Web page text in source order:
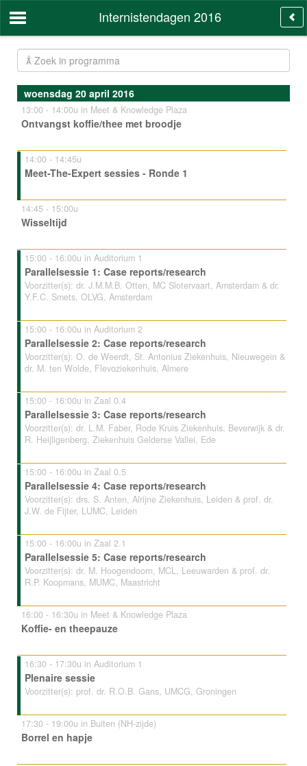
Internistendagen 2016
woensdag 20 april 2016
13:00 - 14:00u in Meet & Knowledge Plaza
Ontvangst koffie/thee met broodje
14:00 - 14:45u
Meet-The-Expert sessies - Ronde 1
14:45 - 15:00u
Wisseltijd
15:00 - 16:00u in Auditorium 1
Parallelsessie 1: Case reports/research
Voorzitter(s): dr. J.M.M.B. Otten, MC Slotervaart, Amsterdam & dr.
Y.F.C. Smets, OLVG, Amsterdam
15:00 - 16:00u in Auditorium 2
Parallelsessie 2: Case reports/research
Voorzitter(s): O. de Weerdt, St. Antonius Ziekenhuis, Nieuwegein &
dr. M. ten Wolde, Flevoziekenhuis, Almere
15:00 - 16:00u in Zaal 0.4
Parallelsessie 3: Case reports/research
Voorzitter(s): dr. L.M. Faber, Rode Kruis Ziekenhuis, Beverwijk & dr.
R. Heijligenberg, Ziekenhuis Gelderse Vallei, Ede
15:00 - 16:00u in Zaal 0.5
Parallelsessie 4: Case reports/research
Voorzitter(s): drs. S. Anten, Alrijne Ziekenhuis, Leiden & prof. dr.
J.W. de Fijter, LUMC, Leiden
15:00 - 16:00u in Zaal 2.1
Parallelsessie 5: Case reports/research
Voorzitter(s): dr. M. Hoogendoorn, MCL, Leeuwarden & prof. dr.
R.P. Koopmans, MUMC, Maastricht
16:00 - 16:30u in Meet & Knowledge Plaza
Koffie- en theepauze
16:30 - 17:30u in Auditorium 1
Plenaire sessie
Voorzitter(s): prof. dr. R.O.B. Gans, UMCG, Groningen
17:30 - 19:00u in Buiten (NH-zijde)
Borrel en hapje